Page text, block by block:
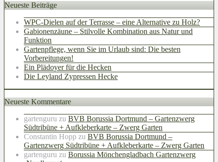
Neueste Beiträge
WPC-Dielen auf der Terrasse – eine Alternative zu Holz?
Gabionenzäune – Stilvolle Kombination aus Natur und
Funktion
Gartenpflege, wenn Sie im Urlaub sind: Die besten
Vorbereitungen!
Ein Plädoyer für die Hecken
Die Leyland Zypressen Hecke
Neueste Kommentare
gartenguru zu BVB Borussia Dortmund – Gartenzwerg
Südtribüne + Aufkleberkarte – Zwerg Garten
Constantin Hopp zu BVB Borussia Dortmund –
Gartenzwerg Südtribüne + Aufkleberkarte – Zwerg Garten
gartenguru zu Borussia Mönchengladbach Gartenzwerg